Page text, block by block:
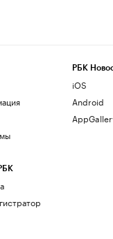
РБК
iOS
Android